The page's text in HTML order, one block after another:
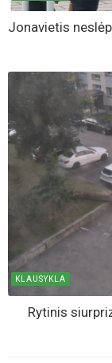
Jonavietis
KLAUSYKLA
Rytinis